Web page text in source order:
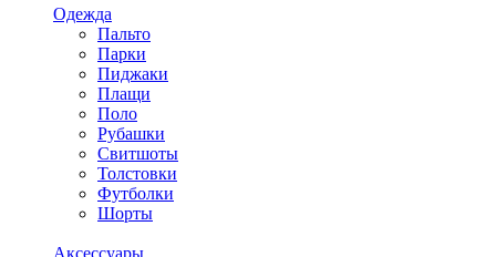
Одежда
Пальто
Парки
Пиджаки
Плащи
Поло
Рубашки
Свитшоты
Толстовки
Футболки
Шорты
Аксессуары